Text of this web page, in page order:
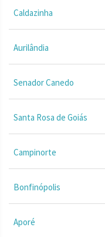
Caldazinha
Aurilândia
Senador Canedo
Santa Rosa de Goiás
Campinorte
Bonfinópolis
Aporé